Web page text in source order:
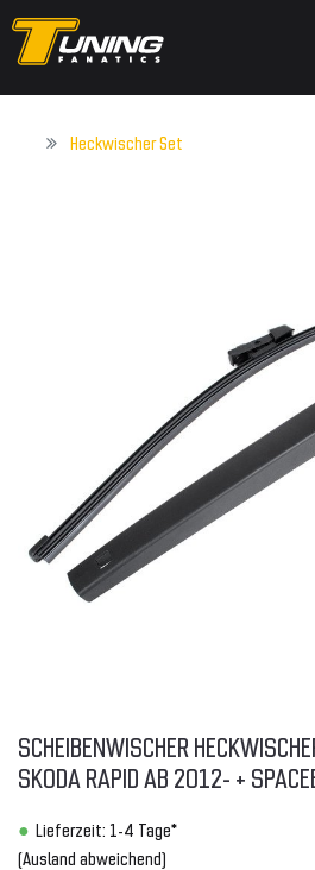
Heckwischer Set
SCHEIBENWISCHER
SKODA RAPID AB 2012- +
Lieferzeit: 1-4 Tage*
(Ausland abweichend)